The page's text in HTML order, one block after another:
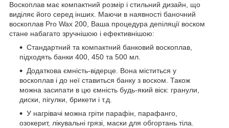
Воскоплав має компактний розмір і стильний дизайн, що
виділяє його серед інших. Маючи в наявності баночний
воскоплав Pro Wax 200, Ваша процедура депіляції воском
стане набагато зручнішою і ефективнішою:
Стандартний та компактний банковий воскоплав,
підходять банки 400, 450 та 500 мл.
Додаткова ємність-відерце. Вона міститься у
воскоплав і до неї ставиться банку з воском. Також
можна засипати в цю ємність будь-який віск: гранули,
диски, пігулки, брикети і т.д.
У нагрівачі можна гріти парафін, парафанго,
озокерит, лікувальні грязі, маски для обгортань тіла.